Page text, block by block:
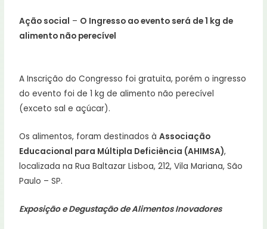
Ação social – O Ingresso ao evento será de 1 kg de
alimento não perecível
A Inscrição do Congresso foi gratuita, porém o ingresso
do evento foi de 1 kg de alimento não perecível
(exceto sal e açúcar).
Os alimentos, foram destinados àAssociação
Educacional para Múltipla Deficiência (AHIMSA),
localizada na Rua Baltazar Lisboa, 212, Vila Mariana, São
Paulo – SP.
Exposição e Degustação de Alimentos Inovadores